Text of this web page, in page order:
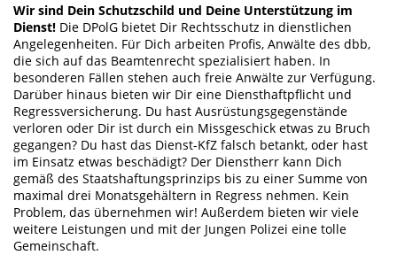
Wir sind Dein Schutzschild und Deine Unterstützung im
Dienst! Die DPolG bietet Dir Rechtsschutz in dienstlichen
Angelegenheiten. Für Dich arbeiten Profis, Anwälte des dbb,
die sich auf das Beamtenrecht spezialisiert haben. In
besonderen Fällen stehen auch freie Anwälte zur Verfügung.
Darüber hinaus bieten wir Dir eine Diensthaftpflicht und
Regressversicherung. Du hast Ausrüstungsgegenstände
verloren oder Dir ist durch ein Missgeschick etwas zu Bruch
gegangen? Du hast das Dienst-KfZ falsch betankt, oder hast
im Einsatz etwas beschädigt? Der Dienstherr kann Dich
gemäß des Staatshaftungsprinzips bis zu einer Summe von
maximal drei Monatsgehältern in Regress nehmen. Kein
Problem, das übernehmen wir! Außerdem bieten wir viele
weitere Leistungen und mit der Jungen Polizei eine tolle
Gemeinschaft.